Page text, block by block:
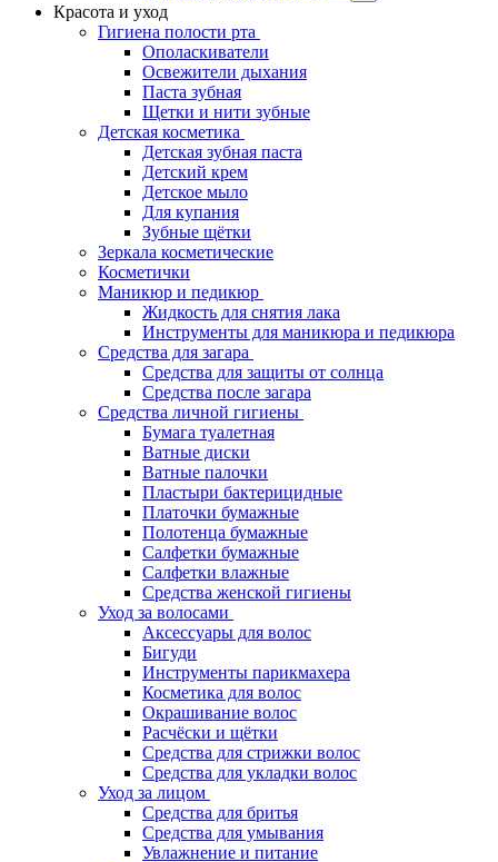
Красота и уход
Гигиена полости рта
Ополаскиватели
Освежители дыхания
Паста зубная
Щетки и нити зубные
Детская косметика
Детская зубная паста
Детский крем
Детское мыло
Для купания
Зубные щётки
Зеркала косметические
Косметички
Маникюр и педикюр
Жидкость для снятия лака
Инструменты для маникюра и педикюра
Средства для загара
Средства для защиты от солнца
Средства после загара
Средства личной гигиены
Бумага туалетная
Ватные диски
Ватные палочки
Пластыри бактерицидные
Платочки бумажные
Полотенца бумажные
Салфетки бумажные
Салфетки влажные
Средства женской гигиены
Уход за волосами
Аксессуары для волос
Бигуди
Инструменты парикмахера
Косметика для волос
Окрашивание волос
Расчёски и щётки
Средства для стрижки волос
Средства для укладки волос
Уход за лицом
Средства для бритья
Средства для умывания
Увлажнение и питание